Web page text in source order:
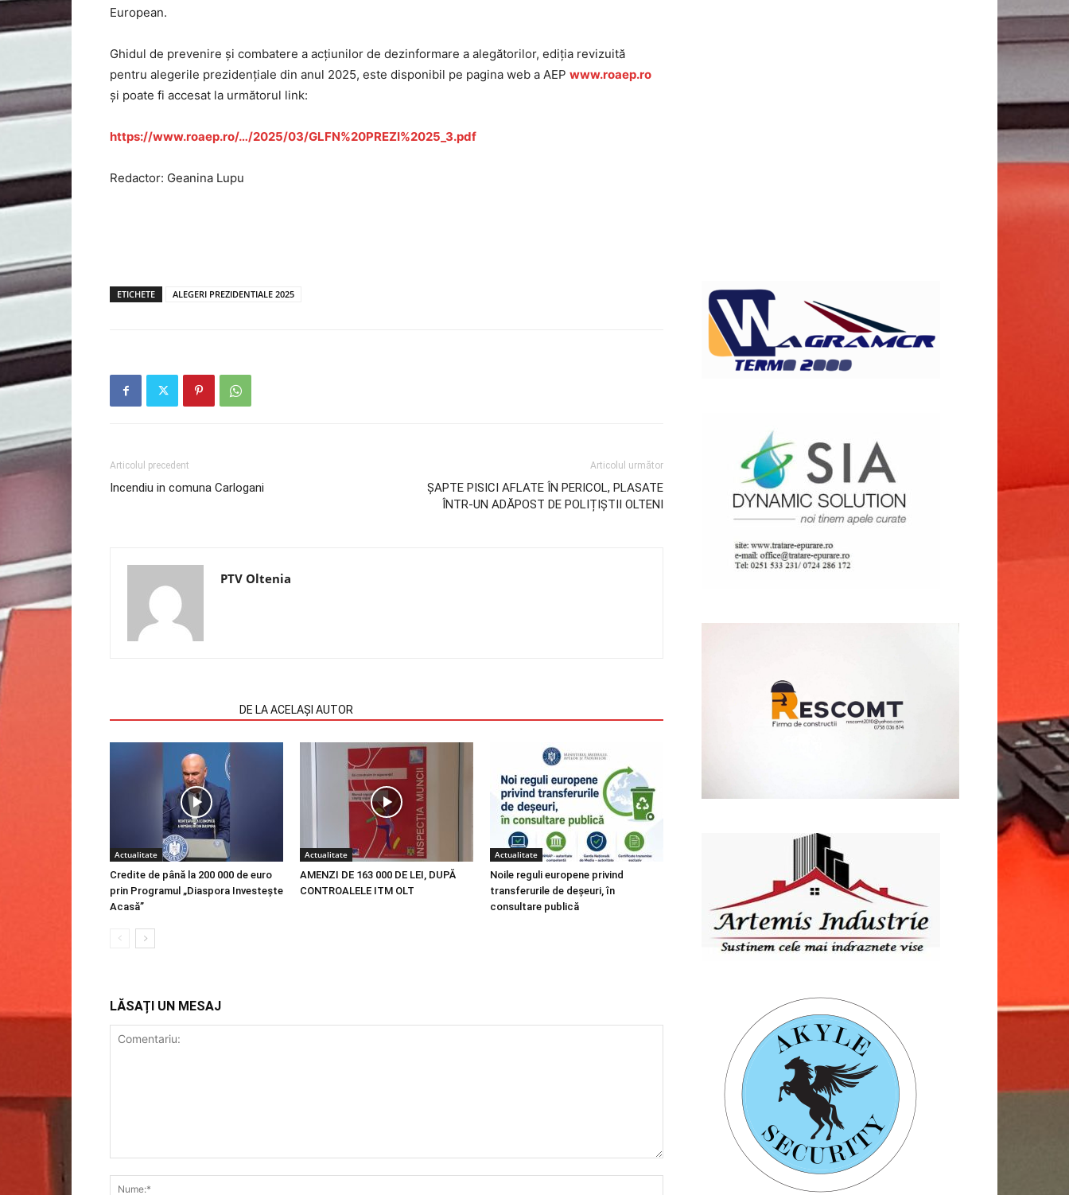
European.
Ghidul de prevenire și combatere a acțiunilor de dezinformare a alegătorilor, ediția revizuită
pentru alegerile prezidențiale din anul 2025, este disponibil pe pagina web a AEP www.roaep.ro
și poate fi accesat la următorul link:
https://www.roaep.ro/…/2025/03/GLFN%20PREZI%2025_3.pdf
Redactor: Geanina Lupu
ETICHETE ALEGERI PREZIDENTIALE 2025
Articolul precedent
Incendiu in comuna Carlogani
Articolul următor
ȘAPTE PISICI AFLATE ÎN PERICOL, PLASATE
ÎNTR-UN ADĂPOST DE POLIȚIȘTII OLTENI
PTV Oltenia
DE LA ACELAȘI AUTOR
Actualitate
Credite de până la 200 000 de euro
prin Programul „Diaspora Investește
Acasă”
Actualitate
AMENZI DE 163 000 DE LEI, DUPĂ
CONTROALELE ITM OLT
Actualitate
Noile reguli europene privind
transferurile de deșeuri, în
consultare publică
LĂSAȚI UN MESAJ